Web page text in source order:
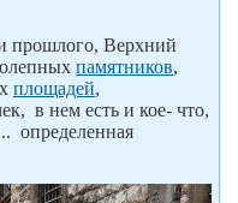
прошлого, Верхний
памятников,
площадей,
в нем есть и кое- что,
определенная